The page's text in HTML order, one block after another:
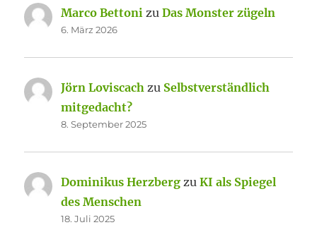
Marco Bettoni zuDas Monster zügeln
6. März 2026
Jörn Loviscach zu Selbstverständlich
mitgedacht?
8. September 2025
Dominikus Herzberg zuKI als Spiegel
des Menschen
18. Juli 2025